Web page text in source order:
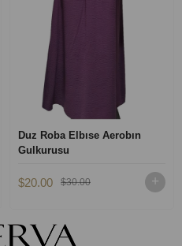
Duz Roba Elbıse Aerobın
Gulkurusu
$20.00 $30.00